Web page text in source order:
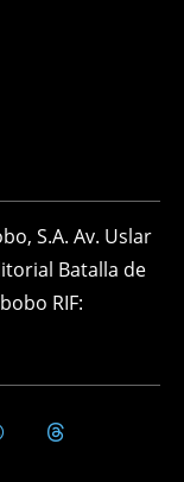
S.A. Av. Uslar
Batalla de
RIF: